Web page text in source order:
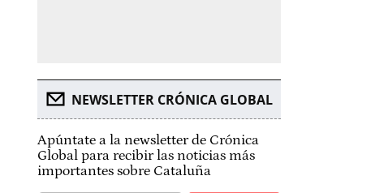
NEWSLETTER CRÓNICA GLOBAL
Apúntate a la newsletter de Crónica
Global para recibir las noticias más
importantes sobre Cataluña